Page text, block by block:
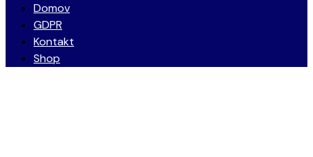
Domov
GDPR
Kontakt
Shop